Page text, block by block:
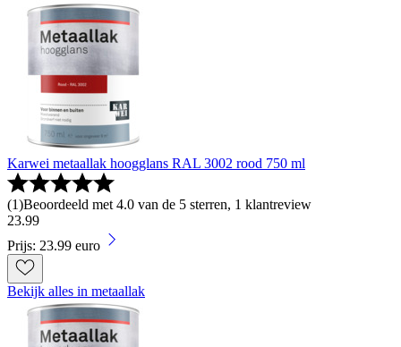
Karwei metaallak hoogglans RAL 3002 rood 750 ml
(1)Beoordeeld met 4.0 van de 5 sterren, 1 klantreview
23.99
Prijs: 23.99 euro
Bekijk alles in metaallak